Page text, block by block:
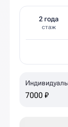
2 года
стаж
7000 ₽